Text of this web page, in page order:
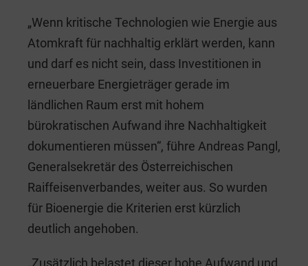
„Wenn kritische Technologien wie Energie aus
Atomkraft für nachhaltig erklärt werden, kann
und darf es nicht sein, dass Investitionen in
erneuerbare Energieträger gerade im
ländlichen Raum erst mit hohem
bürokratischen Aufwand ihre Nachhaltigkeit
dokumentieren müssen“, führe Andreas Pangl,
Generalsekretär des Österreichischen
Raiffeisenverbandes, weiter aus. So wurden
für Bioenergie die Kriterien erst kürzlich
deutlich angehoben.
„Zusätzlich belastet dieser hohe Aufwand und